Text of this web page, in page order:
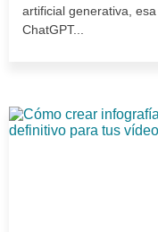
artificial generativa,
ChatGPT...